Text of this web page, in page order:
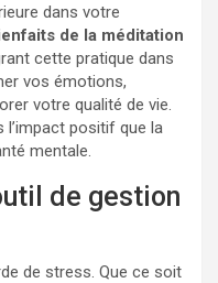
dans votre
de la méditation
cette pratique dans
vos émotions,
votre qualité de vie.
l’impact positif que la
mentale.
de gestion
de stress. Que ce soit